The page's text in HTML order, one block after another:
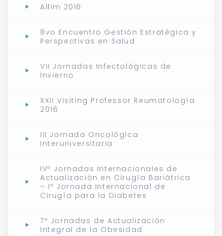
Alfim 2016
8vo Encuentro Gestión Estratégica y
Perspectivas en Salud
VII Jornadas Infectológicas de
Invierno
XXII Visiting Professor Reumatología
2016
III Jornada Oncológica
Interuniversitaria
IVº Jornadas Internacionales de
Actualización en Cirugía Bariátrica
– Iº Jornada Internacional de
Cirugía para la Diabetes
7º Jornadas de Actualización
Integral de la Obesidad